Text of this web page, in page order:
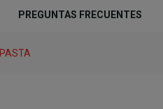
PREGUNTAS FRECUENTES
PASTA